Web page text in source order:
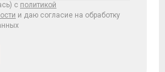
с политикой
и даю согласие на обработку